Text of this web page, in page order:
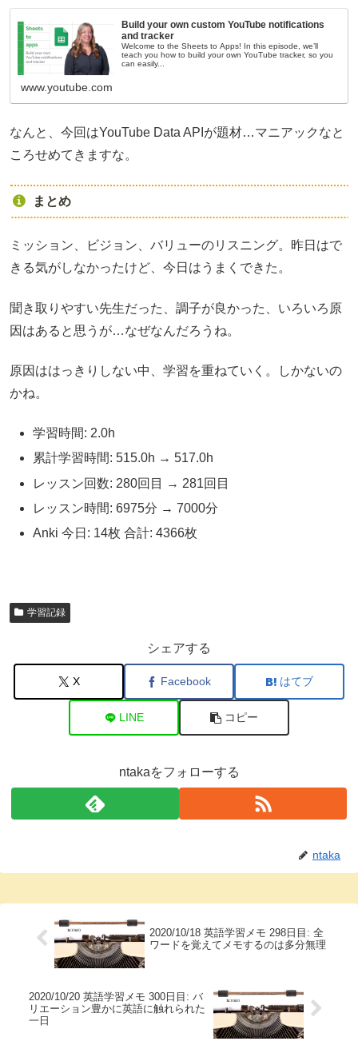
Build your own custom YouTube notifications
and tracker
Welcome to the Sheets to Apps! In this episode, we’ll
teach you how to build your own YouTube tracker, so you
can easily...
www.youtube.com
なんと、今回はYouTube Data APIが題材…マニアックなと
ころせめてきますな。
まとめ
ミッション、ビジョン、バリューのリスニング。昨日はで
きる気がしなかったけど、今日はうまくできた。
聞き取りやすい先生だった、調子が良かった、いろいろ原
因はあると思うが…なぜなんだろうね。
原因ははっきりしない中、学習を重ねていく。しかないの
かね。
学習時間: 2.0h
累計学習時間: 515.0h → 517.0h
レッスン回数: 280回目 → 281回目
レッスン時間: 6975分 → 7000分
Anki 今日: 14枚 合計: 4366枚
学習記録
シェアする
X Facebook はてブ
LINE コピー
ntakaをフォローする
ntaka
2020/10/18 英語学習メモ 298日目: 全
ワードを覚えてメモするのは多分無理
2020/10/20 英語学習メモ 300日目: バ
リエーション豊かに英語に触れられた
一日